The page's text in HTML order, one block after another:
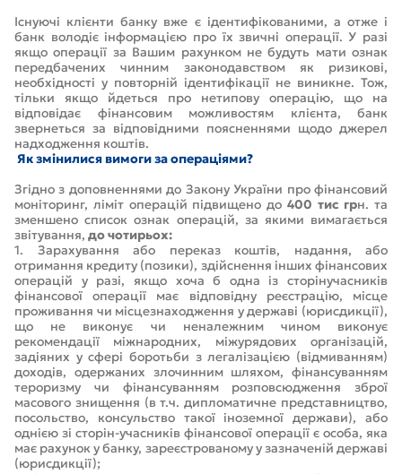
Існуючі клієнти банку вже є ідентифікованими, а отже і
банк володіє інформацією про їх звичні операції. У разі
якщо операції за Вашим рахунком не будуть мати ознак
передбачених чинним законодавством як ризикові,
необхідності у повторній ідентифікації не виникне. Тож,
тільки якщо йдеться про нетипову операцію, що на
відповідає фінансовим можливостям клієнта, банк
звернеться за відповідними поясненнями щодо джерел
надходження коштів.
Як змінилися вимоги за операціями?
Згідно з доповненнями до Закону України про фінансовий
моніторинг, ліміт операцій підвищено до 400 тис грн. та
зменшено список ознак операцій, за якими вимагається
звітування, до чотирьох:
1. Зарахування або переказ коштів, надання, або
отримання кредиту (позики), здійснення інших фінансових
операцій у разі, якщо хоча б одна із сторінучасників
фінансової операції має відповідну реєстрацію, місце
проживання чи місцезнаходження у державі (юрисдикції),
що не виконує чи неналежним чином виконує
рекомендації міжнародних, міжурядових організацій,
задіяних у сфері боротьби з легалізацією (відмиванням)
доходів, одержаних злочинним шляхом, фінансуванням
тероризму чи фінансуванням розповсюдження зброї
масового знищення (в т.ч. дипломатичне представництво,
посольство, консульство такої іноземної держави), або
однією зі сторін-учасників фінансової операції є особа, яка
має рахунок у банку, зареєстрованому у зазначеній державі
(юрисдикції);